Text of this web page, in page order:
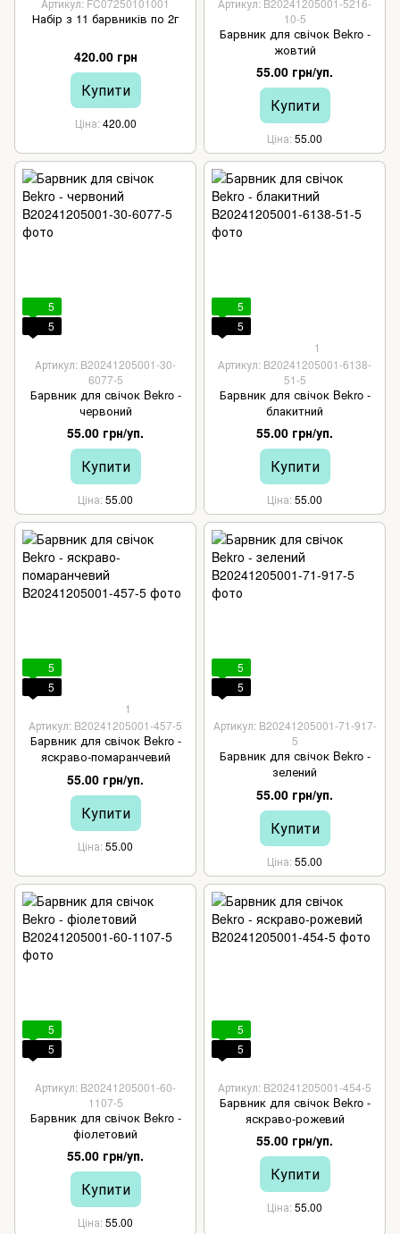
Артикул: FC07250101001
Набір з 11 барвників по 2г
420.00 грн
Купити
Ціна 420.00
Артикул: B20241205001-5216-
10-5
Барвник для свічок Bekro -
жовтий
55.00 грн/уп.
Купити
Ціна 55.00
5
5
Артикул: B20241205001-30-
6077-5
Барвник для свічок Bekro -
червоний
55.00 грн/уп.
Купити
Ціна 55.00
5
5
1
Артикул: B20241205001-6138-
51-5
Барвник для свічок Bekro -
блакитний
55.00 грн/уп.
Купити
Ціна 55.00
5
5
1
Артикул: B20241205001-457-5
Барвник для свічок Bekro -
яскраво-помаранчевий
55.00 грн/уп.
Купити
Ціна 55.00
5
5
Артикул: B20241205001-71-917-
5
Барвник для свічок Bekro -
зелений
55.00 грн/уп.
Купити
Ціна 55.00
5
5
Артикул: B20241205001-60-
1107-5
Барвник для свічок Bekro -
фіолетовий
55.00 грн/уп.
Купити
Ціна 55.00
5
5
Артикул: B20241205001-454-5
Барвник для свічок Bekro -
яскраво-рожевий
55.00 грн/уп.
Купити
Ціна 55.00